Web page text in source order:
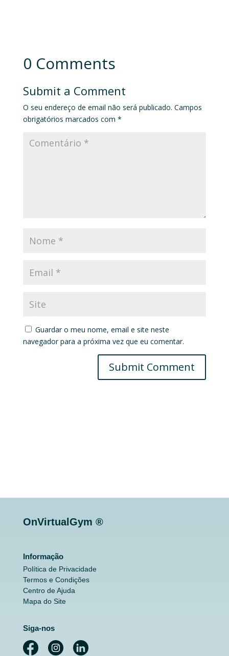
0 Comments
Submit a Comment
O seu endereço de email não será publicado. Campos
obrigatórios marcados com *
Guardar o meu nome, email e site neste
navegador para a próxima vez que eu comentar.
Submit Comment
OnVirtualGym ®
Informação
Política de Privacidade
Termos e Condições
Centro de Ajuda
Mapa do Site
Siga-nos